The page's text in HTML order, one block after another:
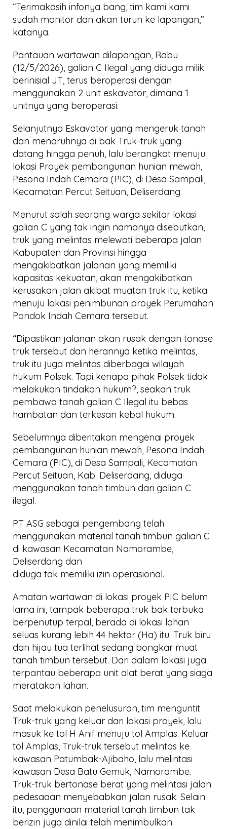
“Terimakasih infonya bang, tim kami kami
sudah monitor dan akan turun ke lapangan,”
katanya.
Pantauan wartawan dilapangan, Rabu
(12/5/2026), galian C Ilegal yang diduga milik
berinisial JT, terus beroperasi dengan
menggunakan 2 unit eskavator, dimana 1
unitnya yang beroperasi.
Selanjutnya Eskavator yang mengeruk tanah
dan menaruhnya di bak Truk-truk yang
datang hingga penuh, lalu berangkat menuju
lokasi Proyek pembangunan hunian mewah,
Pesona Indah Cemara (PIC), di Desa Sampali,
Kecamatan Percut Seituan, Deliserdang.
Menurut salah seorang warga sekitar lokasi
galian C yang tak ingin namanya disebutkan,
truk yang melintas melewati beberapa jalan
Kabupaten dan Provinsi hingga
mengakibatkan jalanan yang memiliki
kapasitas kekuatan, akan mengakibatkan
kerusakan jalan akibat muatan truk itu, ketika
menuju lokasi penimbunan proyek Perumahan
Pondok Indah Cemara tersebut.
“Dipastikan jalanan akan rusak dengan tonase
truk tersebut dan herannya ketika melintas,
truk itu juga melintas diberbagai wilayah
hukum Polsek. Tapi kenapa pihak Polsek tidak
melakukan tindakan hukum?, seakan truk
pembawa tanah galian C Ilegal itu bebas
hambatan dan terkesan kebal hukum.
Sebelumnya diberitakan mengenai proyek
pembangunan hunian mewah, Pesona Indah
Cemara (PIC), di Desa Sampali, Kecamatan
Percut Seituan, Kab. Deliserdang, diduga
menggunakan tanah timbun dari galian C
ilegal.
PT ASG sebagai pengembang telah
menggunakan material tanah timbun galian C
di kawasan Kecamatan Namorambe,
Deliserdang dan
diduga tak memiliki izin operasional.
Amatan wartawan di lokasi proyek PIC belum
lama ini, tampak beberapa truk bak terbuka
berpenutup terpal, berada di lokasi lahan
seluas kurang lebih 44 hektar (Ha) itu. Truk biru
dan hijau tua terlihat sedang bongkar muat
tanah timbun tersebut. Dari dalam lokasi juga
terpantau beberapa unit alat berat yang siaga
meratakan lahan.
Saat melakukan penelusuran, tim menguntit
Truk-truk yang keluar dari lokasi proyek, lalu
masuk ke tol H Anif menuju tol Amplas. Keluar
tol Amplas, Truk-truk tersebut melintas ke
kawasan Patumbak-Ajibaho, lalu melintasi
kawasan Desa Batu Gemuk, Namorambe.
Truk-truk bertonase berat yang melintasi jalan
pedesaaan menyebabkan jalan rusak. Selain
itu, penggunaan material tanah timbun tak
berizin juga dinilai telah menimbulkan